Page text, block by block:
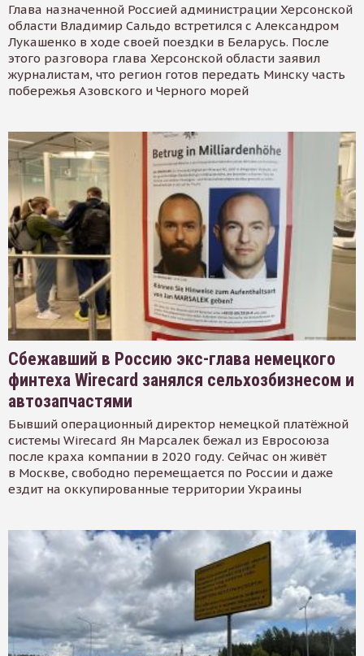
Глава назначенной Россией администрации Херсонской
области Владимир Сальдо встретился с Александром
Лукашенко в ходе своей поездки в Беларусь. После
этого разговора глава Херсонской области заявил
журналистам, что регион готов передать Минску часть
побережья Азовского и Черного морей
Сбежавший в Россию экс-глава немецкого
финтеха Wirecard занялся сельхозбизнесом и
автозапчастями
Бывший операционный директор немецкой платёжной
системы Wirecard Ян Марсалек бежал из Евросоюза
после краха компании в 2020 году. Сейчас он живёт
в Москве, свободно перемещается по России и даже
ездит на оккупированные территории Украины